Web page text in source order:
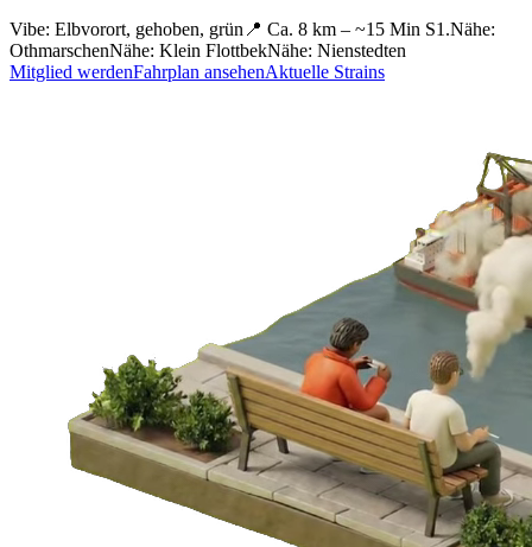
Vibe: Elbvorort, gehoben, grün 📍 Ca. 8 km – ~15 Min S1.Nähe:
OthmarschenNähe: Klein FlottbekNähe: Nienstedten
Mitglied werdenFahrplan ansehenAktuelle Strains